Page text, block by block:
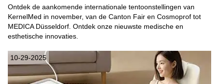
Ontdek de aankomende internationale tentoonstellingen van
KernelMed in november, van de Canton Fair en Cosmoprof tot
MEDICA Düsseldorf. Ontdek onze nieuwste medische en
esthetische innovaties.
10-29-2025